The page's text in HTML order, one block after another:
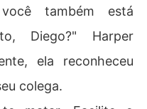
também está
Diego?" Harper
ela reconheceu
colega.